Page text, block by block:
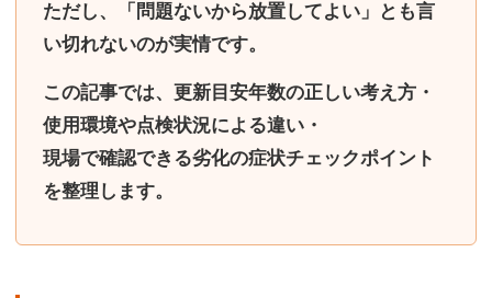
ただし、
「問題ないから放置してよい」とも言
い切れないのが実情です。
この記事では、更新目安年数の正しい考え方・
使用環境や点検状況による違い・
現場で確認できる劣化の症状チェックポイント
を整理します。